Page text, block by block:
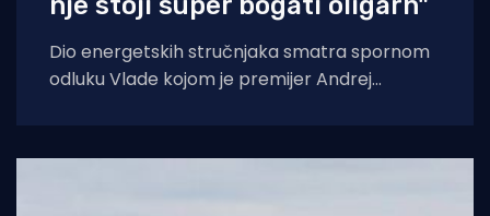
Dio energetskih stručnjaka smatra spornom
odluku Vlade kojom je premijer Andrej